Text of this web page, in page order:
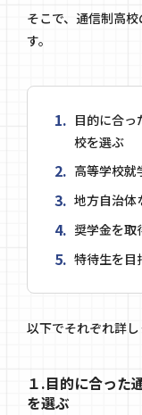
そこで、通信制高
す。
目的に合っ
校を選ぶ
高等学校就
地方自治体
奨学金を取
特待生を目
以下でそれぞれ詳し
１.目的に合った
を選ぶ